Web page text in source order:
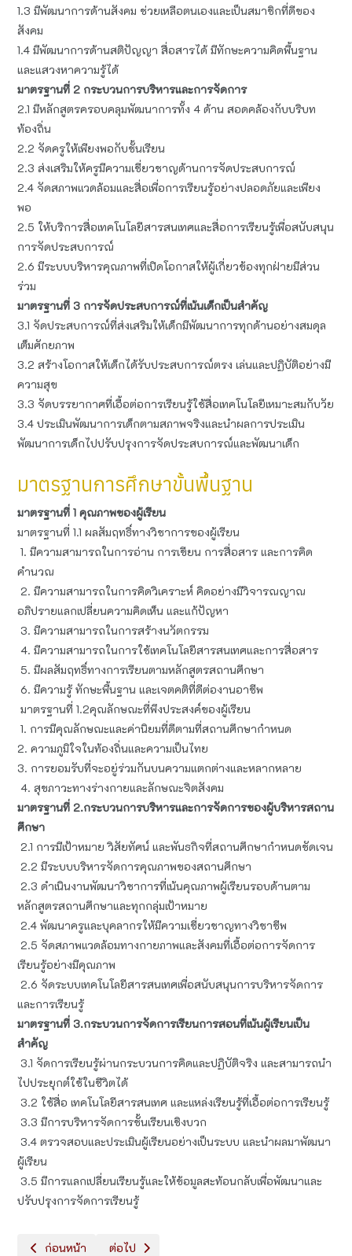
1.3 มีพัฒนาการด้านสังคม ช่วยเหลือตนเองและเป็นสมาชิกที่ดีของ
สังคม
1.4 มีพัฒนาการด้านสติปัญญา สื่อสารได้ มีทักษะความคิดพื้นฐาน
และแสวงหาความรู้ได้
มาตรฐานที่ 2 กระบวนการบริหารและการจัดการ
2.1 มีหลักสูตรครอบคลุมพัฒนาการทั้ง 4 ด้าน สอดคล้องกับบริบท
ท้องถิ่น
2.2 จัดครูให้เพียงพอกับชั้นเรียน
2.3 ส่งเสริมให้ครูมีความเชี่ยวชาญด้านการจัดประสบการณ์
2.4 จัดสภาพแวดล้อมและสื่อเพื่อการเรียนรู้อย่างปลอดภัยและเพียง
พอ
2.5 ให้บริการสื่อเทคโนโลยีสารสนเทศและสื่อการเรียนรู้เพื่อสนับสนุน
การจัดประสบการณ์
2.6 มีระบบบริหารคุณภาพที่เปิดโอกาสให้ผู้เกี่ยวข้องทุกฝ่ายมีส่วน
ร่วม
มาตรฐานที่ 3 การจัดประสบการณ์ที่เน้นเด็กเป็นสำคัญ
3.1 จัดประสบการณ์ที่ส่งเสริมให้เด็กมีพัฒนาการทุกด้านอย่างสมดุล
เต็มศักยภาพ
3.2 สร้างโอกาสให้เด็กได้รับประสบการณ์ตรง เล่นและปฏิบัติอย่างมี
ความสุข
3.3 จัดบรรยากาศที่เอื้อต่อการเรียนรู้ใช้สื่อเทคโนโลยีเหมาะสมกับวัย
3.4 ประเมินพัฒนาการเด็กตามสภาพจริงและนำผลการประเมิน
พัฒนาการเด็กไปปรับปรุงการจัดประสบการณ์และพัฒนาเด็ก
มาตรฐานการศึกษาขั้นพื้นฐาน
มาตรฐานที่ 1 คุณภาพของผู้เรียน
มาตรฐานที่ 1.1 ผลสัมฤทธิ์ทางวิชาการของผู้เรียน
1. มีความสามารถในการอ่าน การเขียน การสื่อสาร และการคิด
คำนวณ
2. มีความสามารถในการคิดวิเคราะห์ คิดอย่างมีวิจารณญาณ
อภิปรายแลกเปลี่ยนความคิดเห็น และแก้ปัญหา
3. มีความสามารถในการสร้างนวัตกรรม
4. มีความสามารถในการใช้เทคโนโลยีสารสนเทศและการสื่อสาร
5. มีผลสัมฤทธิ์ทางการเรียนตามหลักสูตรสถานศึกษา
6. มีความรู้ ทักษะพื้นฐาน และเจตคติที่ดีต่องานอาชีพ
มาตรฐานที่ 1.2คุณลักษณะที่พึงประสงค์ของผู้เรียน
1. การมีคุณลักษณะและค่านิยมที่ดีตามที่สถานศึกษากำหนด
2. ความภูมิใจในท้องถิ่นและความเป็นไทย
3. การยอมรับที่จะอยู่ร่วมกันบนความแตกต่างและหลากหลาย
4. สุขภาวะทางร่างกายและลักษณะจิตสังคม
มาตรฐานที่ 2.กระบวนการบริหารและการจัดการของผู้บริหารสถาน
ศึกษา
2.1 การมีเป้าหมาย วิสัยทัศน์ และพันธกิจที่สถานศึกษากำหนดชัดเจน
2.2 มีระบบบริหารจัดการคุณภาพของสถานศึกษา
2.3 ดำเนินงานพัฒนาวิชาการที่เน้นคุณภาพผู้เรียนรอบด้านตาม
หลักสูตรสถานศึกษาและทุกกลุ่มเป้าหมาย
2.4 พัฒนาครูและบุคลากรให้มีความเชี่ยวชาญทางวิชาชีพ
2.5 จัดสภาพแวดล้อมทางกายภาพและสังคมที่เอื้อต่อการจัดการ
เรียนรู้อย่างมีคุณภาพ
2.6 จัดระบบเทคโนโลยีสารสนเทศเพื่อสนับสนุนการบริหารจัดการ
และการเรียนรู้
มาตรฐานที่ 3.กระบวนการจัดการเรียนการสอนที่เน้นผู้เรียนเป็น
สำคัญ
3.1 จัดการเรียนรู้ผ่านกระบวนการคิดและปฏิบัติจริง และสามารถนำ
ไปประยุกต์ใช้ในชีวิตได้
3.2 ใช้สื่อ เทคโนโลยีสารสนเทศ และแหล่งเรียนรู้ที่เอื้อต่อการเรียนรู้
3.3 มีการบริหารจัดการชั้นเรียนเชิงบวก
3.4 ตรวจสอบและประเมินผู้เรียนอย่างเป็นระบบ และนำผลมาพัฒนา
ผู้เรียน
3.5 มีการแลกเปลี่ยนเรียนรู้และให้ข้อมูลสะท้อนกลับเพื่อพัฒนาและ
ปรับปรุงการจัดการเรียนรู้
เนื้อหาก่อนหน้า: อัตลักษณ์และเอกลักษณ์
ก่อนหน้า เนื้อหาถัดไป: กลยุทธของโรงเรียน
ต่อไป